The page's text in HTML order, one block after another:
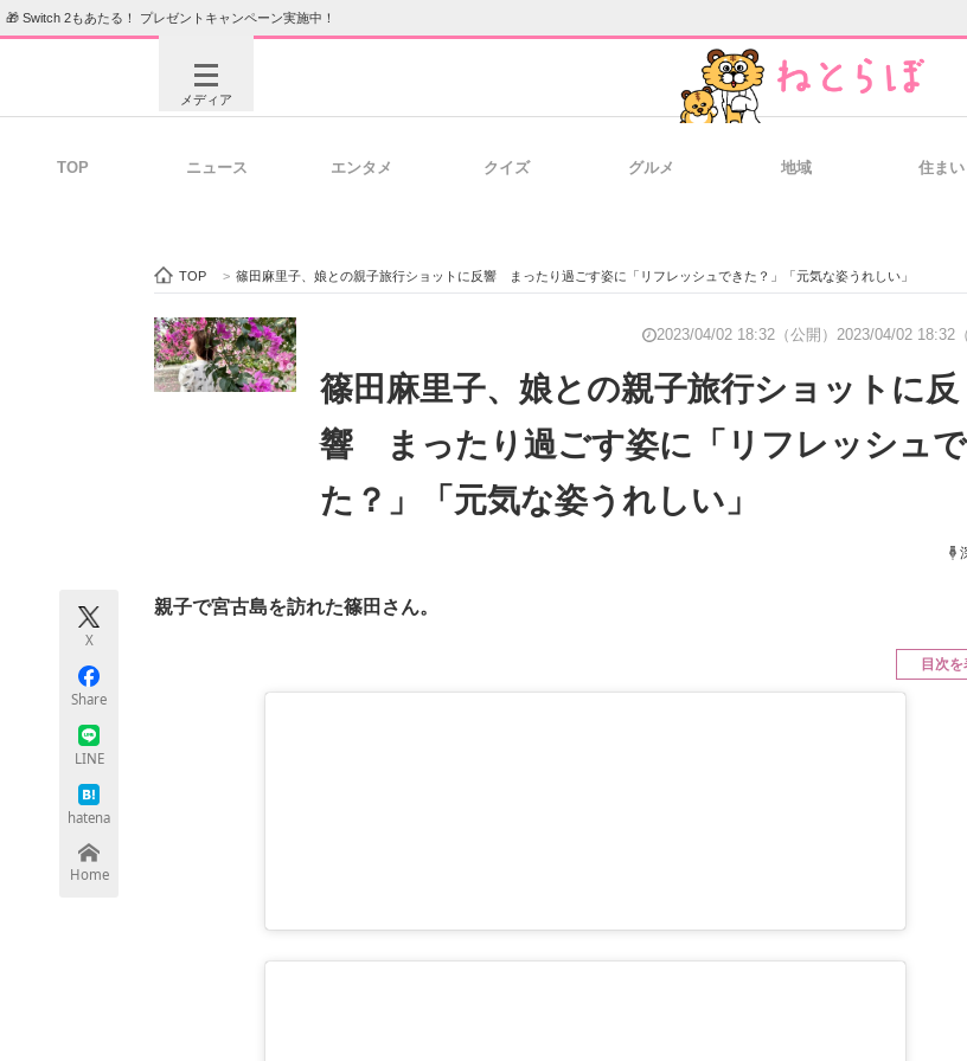
🎁 Switch 2もあたる！ プレゼントキャンペーン実施中！
メディア
ビジネスと働き方のヒント
ITエンジニア向け専門サイト 企業向けIT製品の総合サイト IT製品の技術・比較・事例
TOP ニュース エンタメ クイズ グルメ 地域 住まい
TOP > 篠田麻里子、娘との親子旅行ショットに反響 まったり過ごす姿に「リフレッシュできた？」「元気な姿うれしい」
2023/04/02 18:32（公開） 2023/04/02 18:32
篠田麻里子、娘との親子旅行ショットに反
響 まったり過ごす姿に「リフレッシュ
た？」「元気な姿うれしい」
X
Share
LINE
hatena
Home
親子で宮古島を訪れた篠田さん。
目次